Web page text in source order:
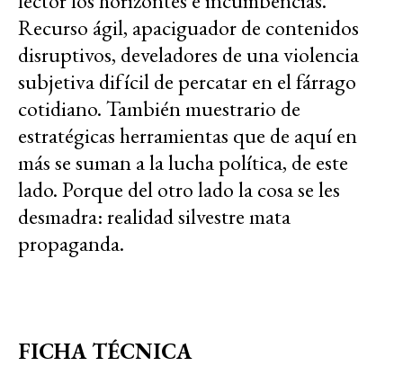
Recurso ágil, apaciguador de contenidos
disruptivos, develadores de una violencia
subjetiva difícil de percatar en el fárrago
cotidiano. También muestrario de
estratégicas herramientas que de aquí en
más se suman a la lucha política, de este
lado. Porque del otro lado la cosa se les
desmadra: realidad silvestre mata
propaganda.
FICHA TÉCNICA